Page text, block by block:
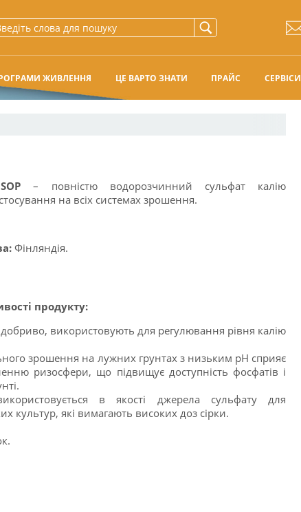
ЖИВЛЕННЯ ЦЕ ВАРТО ЗНАТИ ПРАЙС СЕРВІСИ
– повністю водорозчинний сульфат калію
на всіх системах зрошення.
Фінляндія.
продукту:
добриво, використовують для регулювання рівня калію
зрошення на лужних грунтах з низьким рН сприяє
ризосфери, що підвищує доступність фосфатів і
в якості джерела сульфату для
культур, які вимагають високих доз сірки.